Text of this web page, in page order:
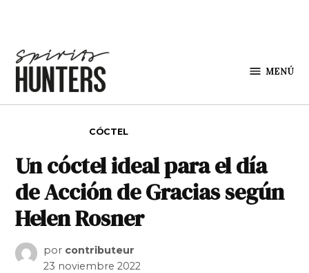
MENÚ
CÓCTEL
Un cóctel ideal para el día
de Acción de Gracias según
Helen Rosner
por contributeur
23 noviembre 2022